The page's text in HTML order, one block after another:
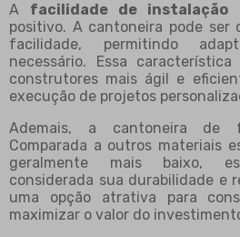
A facilidade de instalação
positivo. A cantoneira pode ser
facilidade, permitindo
necessário. Essa
construtores mais ágil e
execução de projetos
Ademais, a cantoneira
Comparada a outros materiais
geralmente mais baixo,
considerada sua durabilidade e
uma opção atrativa para
maximizar o valor do